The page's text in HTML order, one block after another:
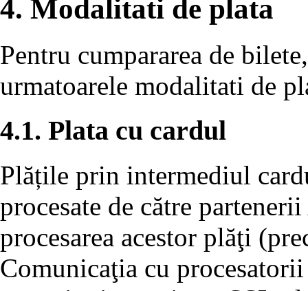
4. Modalitati de plata
Pentru cumpararea de
urmatoarele modalitati de
4.1. Plata cu cardul
Plățile prin intermediul
procesate de către
procesarea acestor plăţi
Comunicaţia cu